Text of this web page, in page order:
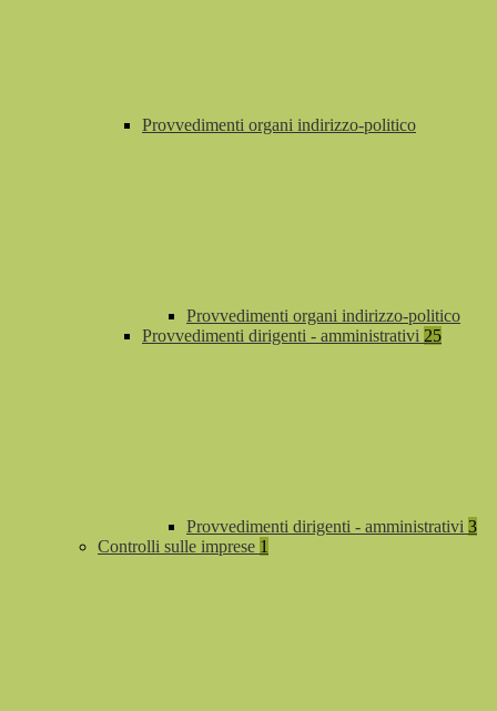
Provvedimenti organi indirizzo-politico
Provvedimenti organi indirizzo-politico
Provvedimenti dirigenti - amministrativi 25
Provvedimenti dirigenti - amministrativi 3
Controlli sulle imprese 1